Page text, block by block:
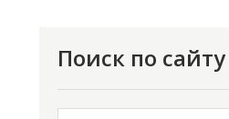
Поиск по сайту